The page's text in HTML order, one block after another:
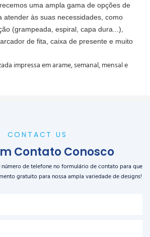
uma ampla gama de opções de
atender às suas necessidades, como
(grampeada, espiral, capa dura...),
de fita, caixa de presente e muito
CONTACT US
Contato Conosco
número de telefone no formulário de contato para que
gratuito para nossa ampla variedade de designs!